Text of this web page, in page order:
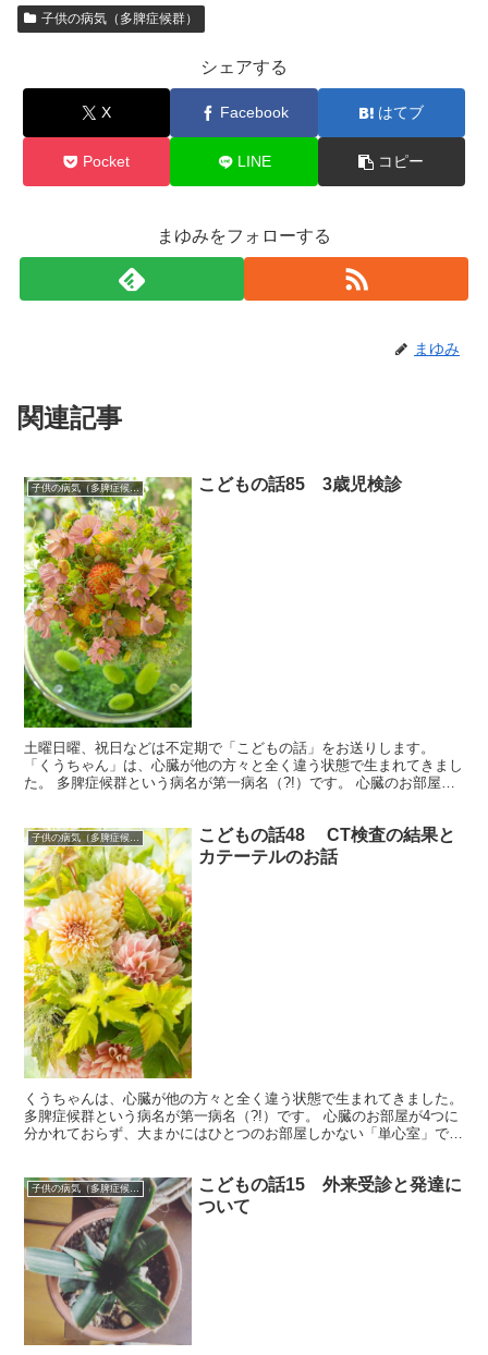
子供の病気（多脾症候群）
シェアする
X Facebook はてブ
Pocket LINE コピー
まゆみをフォローする
まゆみ
関連記事
子供の病気（多脾症候群） こどもの話85 3歳児検診
土曜日曜、祝日などは不定期で「こどもの話」をお送りします。
「くうちゃん」は、心臓が他の方々と全く違う状態で生まれてきまし
た。 多脾症候群という病名が第一病名（?!）です。 心臓のお部屋が4
子供の病気（多脾症候群）
こどもの話48 CT検査の結果と
カテーテルのお話
くうちゃんは、心臓が他の方々と全く違う状態で生まれてきました。
多脾症候群という病名が第一病名（?!）です。 心臓のお部屋が4つに
分かれておらず、大まかにはひとつのお部屋しかない「単心室」でも
子供の病気（多脾症候群）
こどもの話15 外来受診と発達に
ついて